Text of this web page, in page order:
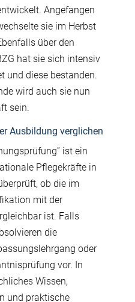
Angefangen
sie im Herbst
über den
hat sie sich intensiv
und diese bestanden.
wird auch sie nun
sein.
Ausbildung verglichen
ist ein
Pflegekräfte in
ob die im
mit der
ist. Falls
die
oder
vor. In
Wissen,
und praktische